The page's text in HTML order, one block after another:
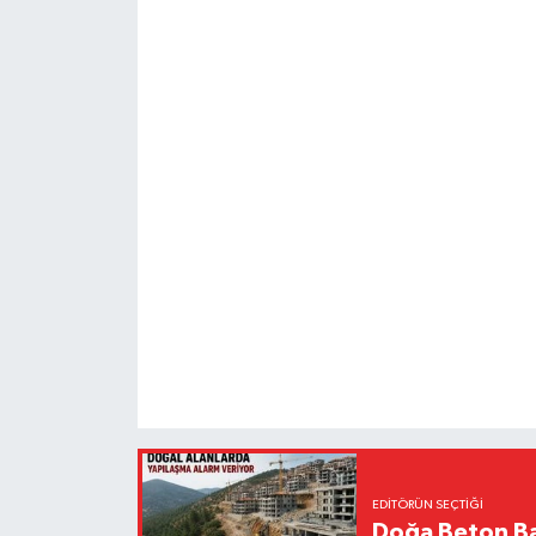
EDITÖRÜN SEÇTIĞI